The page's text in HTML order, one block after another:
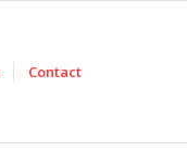
Contact